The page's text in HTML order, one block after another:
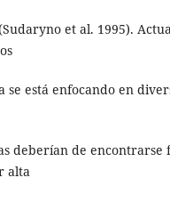
et al. 1995).
está enfocando en
deberían de encontrarse
alta